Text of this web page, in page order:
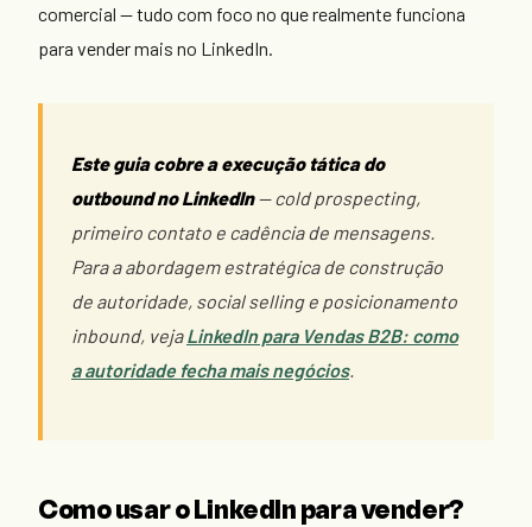
comercial — tudo com foco no que realmente funciona
para vender mais no LinkedIn.
Este guia cobre a execução tática do
outbound no LinkedIn— cold prospecting,
primeiro contato e cadência de mensagens.
Para a abordagem estratégica de construção
de autoridade, social selling e posicionamento
inbound, vejaLinkedIn para Vendas B2B: como
a autoridade fecha mais negócios.
Como usar o LinkedIn para vender?